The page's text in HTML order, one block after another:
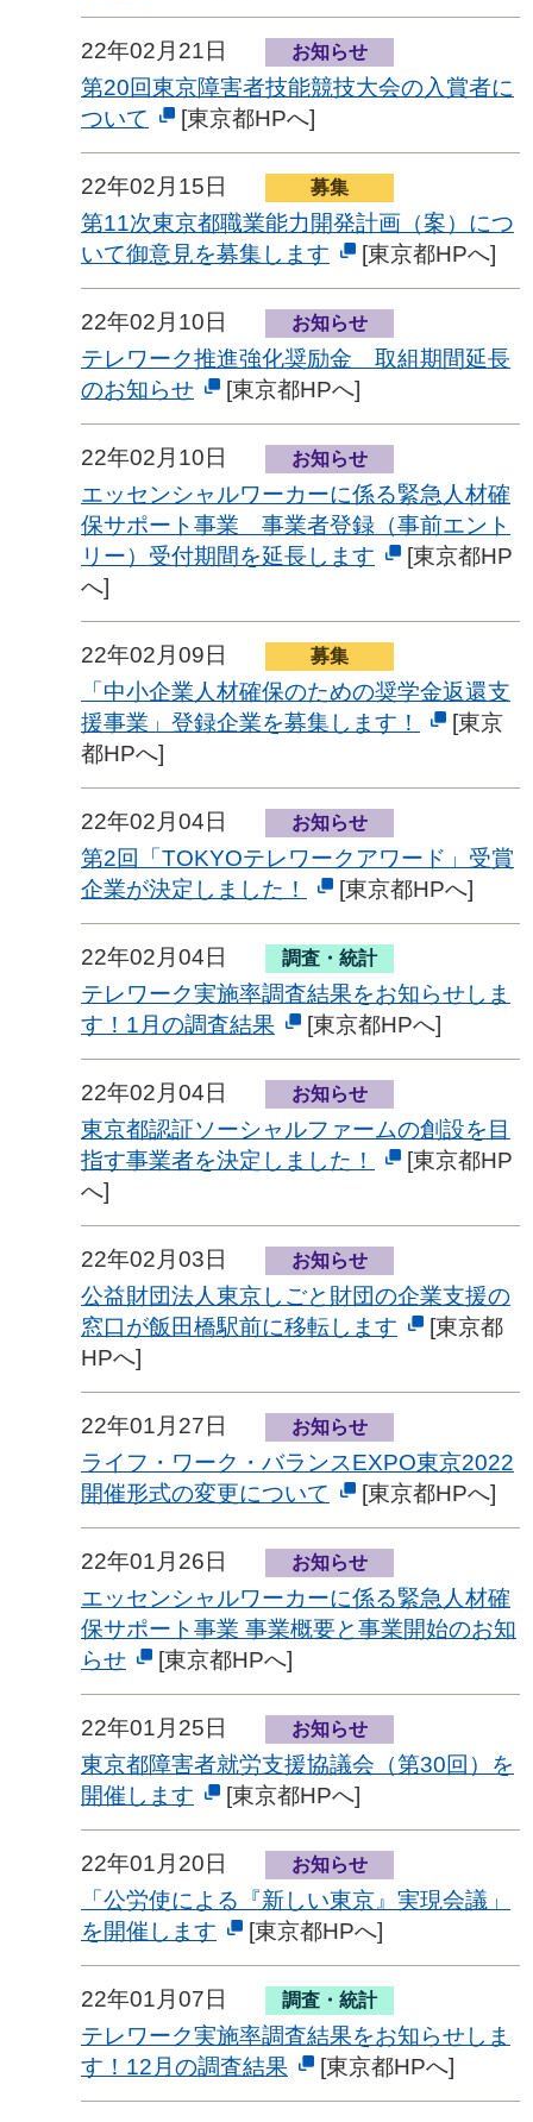
22年02月21日 お知らせ
第20回東京障害者技能競技大会の入賞者に
ついて
[東京都HPへ]
22年02月15日 募集
第11次東京都職業能力開発計画（案）につ
いて御意見を募集します
[東京都HPへ]
22年02月10日 お知らせ
テレワーク推進強化奨励金 取組期間延長
のお知らせ
[東京都HPへ]
22年02月10日 お知らせ
エッセンシャルワーカーに係る緊急人材確
保サポート事業 事業者登録（事前エント
リー）受付期間を延長します
[東京都HP
へ]
22年02月09日 募集
「中小企業人材確保のための奨学金返還支
援事業」登録企業を募集します！
[東京
都HPへ]
22年02月04日 お知らせ
第2回「TOKYOテレワークアワード」受賞
企業が決定しました！
[東京都HPへ]
22年02月04日 調査・統計
テレワーク実施率調査結果をお知らせしま
す！1月の調査結果
[東京都HPへ]
22年02月04日 お知らせ
東京都認証ソーシャルファームの創設を目
指す事業者を決定しました！
[東京都HP
へ]
22年02月03日 お知らせ
公益財団法人東京しごと財団の企業支援の
窓口が飯田橋駅前に移転します
[東京都
HPへ]
22年01月27日 お知らせ
ライフ・ワーク・バランスEXPO東京2022
開催形式の変更について
[東京都HPへ]
22年01月26日 お知らせ
エッセンシャルワーカーに係る緊急人材確
保サポート事業 事業概要と事業開始のお知
らせ
[東京都HPへ]
22年01月25日 お知らせ
東京都障害者就労支援協議会（第30回）を
開催します
[東京都HPへ]
22年01月20日 お知らせ
「公労使による『新しい東京』実現会議」
を開催します
[東京都HPへ]
22年01月07日 調査・統計
テレワーク実施率調査結果をお知らせしま
す！12月の調査結果
[東京都HPへ]